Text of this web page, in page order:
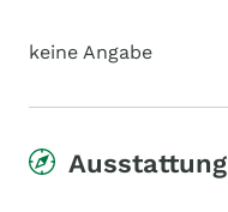
keine Angabe
Ausstattung